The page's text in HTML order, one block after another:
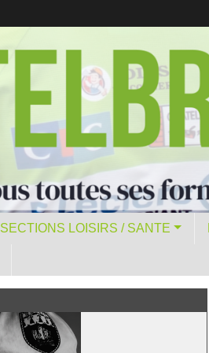
SECTIONS LOISIRS / SANTE